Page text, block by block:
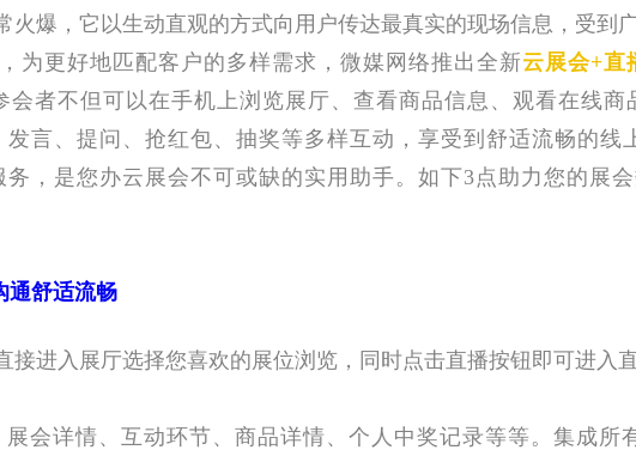
爆，它以生动直观的方式向用户传达最真实的现场信息，受到
为更好地匹配客户的多样需求， 微媒网络推出全新云展会+直
会者不但可以在手机上浏览展厅、查看商品信息、观看在线商
言、提问、抢红包、抽奖等多样互动，享受到舒适流畅的线
务，是您办云展会不可或缺的实用助手。如下3点助力您的展
通舒适流畅
进入展厅选择您喜欢的展位浏览，同时点击直播按钮即可进入
会详情、互动环节、商品详情、个人中奖记录等等。集成所